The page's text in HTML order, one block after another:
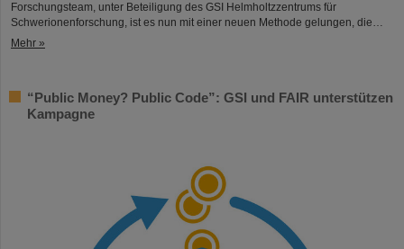
Forschungsteam, unter Beteiligung des GSI Helmholtzzentrums für
Schwerionenforschung, ist es nun mit einer neuen Methode gelungen, die…
Mehr »
“Public Money? Public Code”: GSI und FAIR unterstützen
Kampagne